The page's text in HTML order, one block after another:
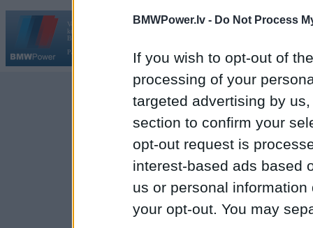
BMWPower.lv - Do Not Process
If you wish to opt-out of
processing of your
targeted advertising by
section to confirm your
opt-out request is
interest-based ads based
us or personal
your opt-out. You may
Vortāls BMWPower.lv darbojas
kopš 2002. gada 14. maija. Tas nav auto klubs un nav saistīts ar
BMW AG.
Par BMWPower
Kontakti